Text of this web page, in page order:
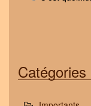
Catégories